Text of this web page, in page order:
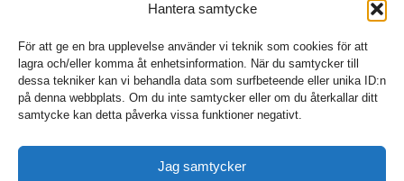
Hantera samtycke
För att ge en bra upplevelse använder vi teknik som cookies för att
lagra och/eller komma åt enhetsinformation. När du samtycker till
dessa tekniker kan vi behandla data som surfbeteende eller unika ID:n
på denna webbplats. Om du inte samtycker eller om du återkallar ditt
samtycke kan detta påverka vissa funktioner negativt.
Jag samtycker
i alla åldrar.
innehar
elitlicens.
Sitemap